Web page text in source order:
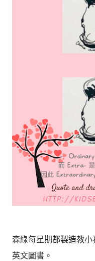
森綠每星期都製造教
英文圖書。